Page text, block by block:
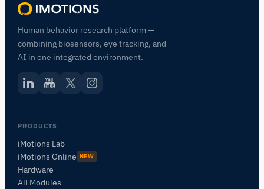
Human behavior research platform —
combining biosensors, eye tracking, and
AI in one integrated environment.
PRODUCTS
iMotions Lab
iMotions Online NEW
Hardware
All Modules